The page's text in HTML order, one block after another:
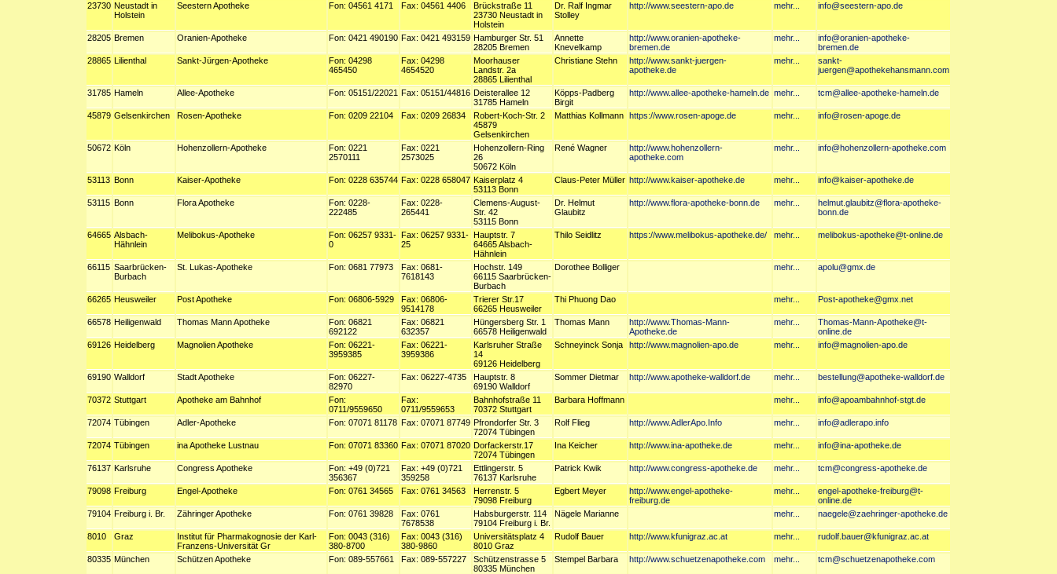
23730 Neustadt in
Holstein
Seestern Apotheke Fon: 04561 4171 Fax: 04561 4406
Brückstraße 11
23730 Neustadt in
Holstein
Dr. Ralf Ingmar
Stolley
http://www.seestern-apo.de mehr... info@seestern-apo.de
28205 Bremen Oranien-Apotheke Fon: 0421 490190 Fax: 0421 493159 Hamburger Str. 51
28205 Bremen
Annette
Knevelkamp
http://www.oranien-apotheke-
bremen.de
mehr...
info@oranien-apotheke-
bremen.de
28865 Lilienthal Sankt-Jürgen-Apotheke
Fon: 04298
465450
Fax: 04298
4654520
Moorhauser
Landstr. 2a
28865 Lilienthal
Christiane Stehn
http://www.sankt-juergen-
apotheke.de
mehr...
sankt-
juergen@apothekehansmann.com
31785 Hameln Allee-Apotheke Fon: 05151/22021 Fax: 05151/44816 Deisterallee 12
31785 Hameln
Köpps-Padberg
Birgit
http://www.allee-apotheke-hameln.de mehr... tcm@allee-apotheke-hameln.de
45879 Gelsenkirchen Rosen-Apotheke Fon: 0209 22104 Fax: 0209 26834
Robert-Koch-Str. 2
45879
Gelsenkirchen
Matthias Kollmann https://www.rosen-apoge.de mehr... info@rosen-apoge.de
50672 Köln Hohenzollern-Apotheke
Fon: 0221
2570111
Fax: 0221
2573025
Hohenzollern-Ring
26
50672 Köln
René Wagner
http://www.hohenzollern-
apotheke.com
mehr... info@hohenzollern-apotheke.com
53113 Bonn Kaiser-Apotheke Fon: 0228 635744 Fax: 0228 658047 Kaiserplatz 4
53113 Bonn
Claus-Peter Müller http://www.kaiser-apotheke.de mehr... info@kaiser-apotheke.de
53115 Bonn Flora Apotheke
Fon: 0228-
222485
Fax: 0228-
265441
Clemens-August-
Str. 42
53115 Bonn
Dr. Helmut
Glaubitz
http://www.flora-apotheke-bonn.de mehr...
helmut.glaubitz@flora-apotheke-
bonn.de
64665 Alsbach-
Hähnlein
Melibokus-Apotheke
Fon: 06257 9331-
0
Fax: 06257 9331-
25
Hauptstr. 7
64665 Alsbach-
Hähnlein
Thilo Seidlitz https://www.melibokus-apotheke.de/ mehr... melibokus-apotheke@t-online.de
66115 Saarbrücken-
Burbach
St. Lukas-Apotheke Fon: 0681 77973
Fax: 0681-
7618143
Hochstr. 149
66115 Saarbrücken-
Burbach
Dorothee Bolliger mehr... apolu@gmx.de
66265 Heusweiler Post Apotheke Fon: 06806-5929
Fax: 06806-
9514178
Trierer Str.17
66265 Heusweiler
Thi Phuong Dao mehr... Post-apotheke@gmx.net
66578 Heiligenwald Thomas Mann Apotheke
Fon: 06821
692122
Fax: 06821
632357
Hüngersberg Str. 1
66578 Heiligenwald
Thomas Mann
http://www.Thomas-Mann-
Apotheke.de
mehr...
Thomas-Mann-Apotheke@t-
online.de
69126 Heidelberg Magnolien Apotheke
Fon: 06221-
3959385
Fax: 06221-
3959386
Karlsruher Straße
14
69126 Heidelberg
Schneyinck Sonja http://www.magnolien-apo.de mehr... info@magnolien-apo.de
69190 Walldorf Stadt Apotheke
Fon: 06227-
82970
Fax: 06227-4735
Hauptstr. 8
69190 Walldorf
Sommer Dietmar http://www.apotheke-walldorf.de mehr... bestellung@apotheke-walldorf.de
70372 Stuttgart Apotheke am Bahnhof
Fon:
0711/9559650
Fax:
0711/9559653
Bahnhofstraße 11
70372 Stuttgart
Barbara Hoffmann mehr... info@apoambahnhof-stgt.de
72074 Tübingen Adler-Apotheke Fon: 07071 81178 Fax: 07071 87749 Pfrondorfer Str. 3
72074 Tübingen
Rolf Flieg http://www.AdlerApo.Info mehr... info@adlerapo.info
72074 Tübingen ina Apotheke Lustnau Fon: 07071 83360 Fax: 07071 87020 Dorfackerstr.17
72074 Tübingen
Ina Keicher http://www.ina-apotheke.de mehr... info@ina-apotheke.de
76137 Karlsruhe Congress Apotheke
Fon: +49 (0)721
356367
Fax: +49 (0)721
359258
Ettlingerstr. 5
76137 Karlsruhe
Patrick Kwik http://www.congress-apotheke.de mehr... tcm@congress-apotheke.de
79098 Freiburg Engel-Apotheke Fon: 0761 34565 Fax: 0761 34563
Herrenstr. 5
79098 Freiburg
Egbert Meyer
http://www.engel-apotheke-
freiburg.de
mehr...
engel-apotheke-freiburg@t-
online.de
79104 Freiburg i. Br. Zähringer Apotheke Fon: 0761 39828
Fax: 0761
7678538
Habsburgerstr. 114
79104 Freiburg i. Br.
Nägele Marianne mehr... naegele@zaehringer-apotheke.de
8010 Graz
Institut für Pharmakognosie der Karl-
Franzens-Universität Gr
Fon: 0043 (316)
380-8700
Fax: 0043 (316)
380-9860
Universitätsplatz 4
8010 Graz
Rudolf Bauer http://www.kfunigraz.ac.at mehr... rudolf.bauer@kfunigraz.ac.at
80335 München Schützen Apotheke Fon: 089-557661 Fax: 089-557227
Schützenstrasse 5
80335 München
Stempel Barbara http://www.schuetzenapotheke.com mehr... tcm@schuetzenapotheke.com